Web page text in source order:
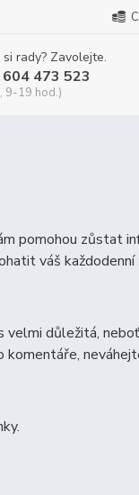
rady? Zavolejte.
473 523
9-19 hod.)
pomohou zůstat
váš každodenní
velmi důležitá,
komentáře,